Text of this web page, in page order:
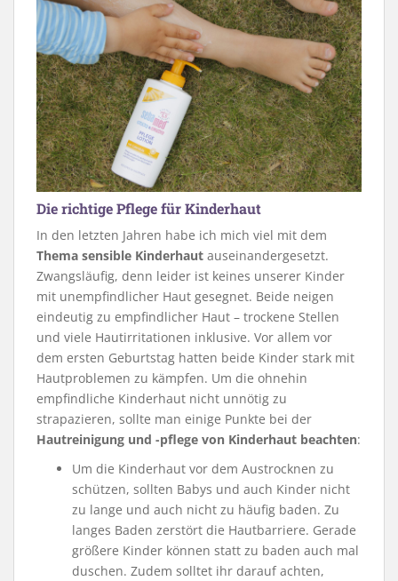
Die richtige Pflege für Kinderhaut
In den letzten Jahren habe ich mich viel mit dem
Thema sensible Kinderhaut auseinandergesetzt.
Zwangsläufig, denn leider ist keines unserer Kinder
mit unempfindlicher Haut gesegnet. Beide neigen
eindeutig zu empfindlicher Haut – trockene Stellen
und viele Hautirritationen inklusive. Vor allem vor
dem ersten Geburtstag hatten beide Kinder stark mit
Hautproblemen zu kämpfen. Um die ohnehin
empfindliche Kinderhaut nicht unnötig zu
strapazieren, sollte man einige Punkte bei der
Hautreinigung und -pflege von Kinderhaut beachten:
Um die Kinderhaut vor dem Austrocknen zu
schützen, sollten Babys und auch Kinder nicht
zu lange und auch nicht zu häufig baden. Zu
langes Baden zerstört die Hautbarriere. Gerade
größere Kinder können statt zu baden auch mal
duschen. Zudem solltet ihr darauf achten,